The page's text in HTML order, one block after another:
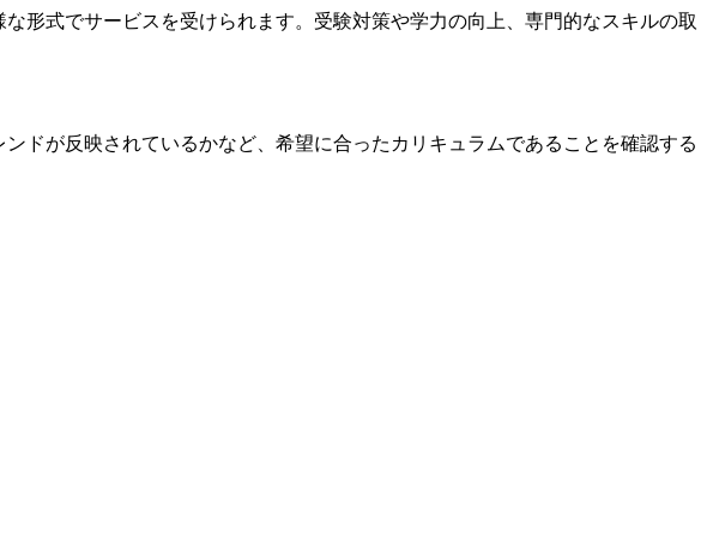
形式でサービスを受けられます。受験対策や学力の向上、専門的なスキルの取
ドが反映されているかなど、希望に合ったカリキュラムであることを確認する